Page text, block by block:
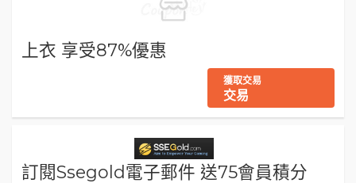
上衣 享受87%優惠
獲取交易
交易
訂閱Ssegold電子郵件 送75會員積分